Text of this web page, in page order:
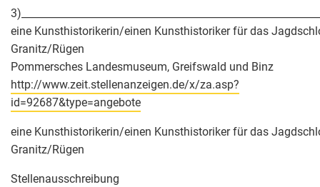
eine Kunsthistorikerin/einen Kunsthistoriker für das
Granitz/Rügen
Pommersches Landesmuseum, Greifswald und Binz
http://www.zeit.stellenanzeigen.de/x/za.asp?
id=92687&type=angebote
eine Kunsthistorikerin/einen Kunsthistoriker für das
Granitz/Rügen
Stellenausschreibung